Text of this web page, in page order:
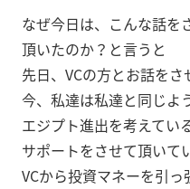
なぜ今日は、こんな話を
頂いたのか？と言うと
先日、VCの方とお話をさ
今、私達は私達と同じよ
エジプト進出を考えてい
サポートをさせて頂いて
VCから投資マネーを引っ